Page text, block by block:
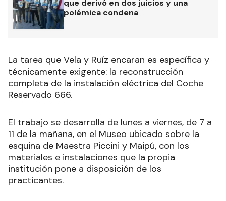
que derivó en dos juicios y una
polémica condena
La tarea que Vela y Ruíz encaran es específica y
técnicamente exigente: la reconstrucción
completa de la instalación eléctrica del Coche
Reservado 666.
El trabajo se desarrolla de lunes a viernes, de 7 a
11 de la mañana, en el Museo ubicado sobre la
esquina de Maestra Piccini y Maipú, con los
materiales e instalaciones que la propia
institución pone a disposición de los
practicantes.